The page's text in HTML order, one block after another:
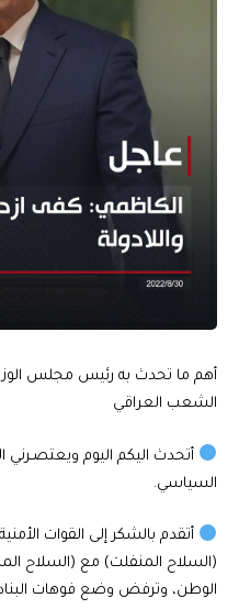
أهم ما تحدث به رئيس مجلس
الشعب العراقي
أتحدث اليكم اليوم ويعتصـرني
السياسي.
أتقدم بالشكر إلى القوات
(السلاح المنفلت) مع (السلاح
الوطن، وترفض وضع فوهات